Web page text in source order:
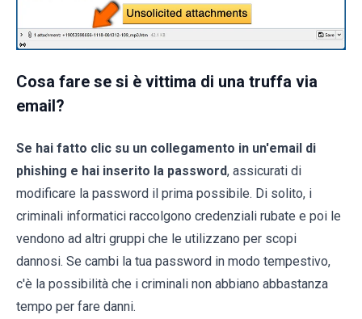
Cosa fare se si è vittima di una truffa via
email?
Se hai fatto clic su un collegamento in un'email di
phishing e hai inserito la password, assicurati di
modificare la password il prima possibile. Di solito, i
criminali informatici raccolgono credenziali rubate e poi le
vendono ad altri gruppi che le utilizzano per scopi
dannosi. Se cambi la tua password in modo tempestivo,
c'è la possibilità che i criminali non abbiano abbastanza
tempo per fare danni.